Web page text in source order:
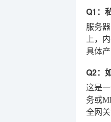
Q1：
服务
上，
具体
Q2：
这是
务或
全网